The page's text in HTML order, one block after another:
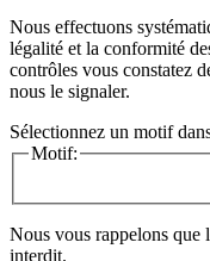
Nous effectuons
légalité et la conformité
contrôles vous constatez
nous le signaler.
Sélectionnez un motif
Motif:
Nous vous rappelons que
interdit.